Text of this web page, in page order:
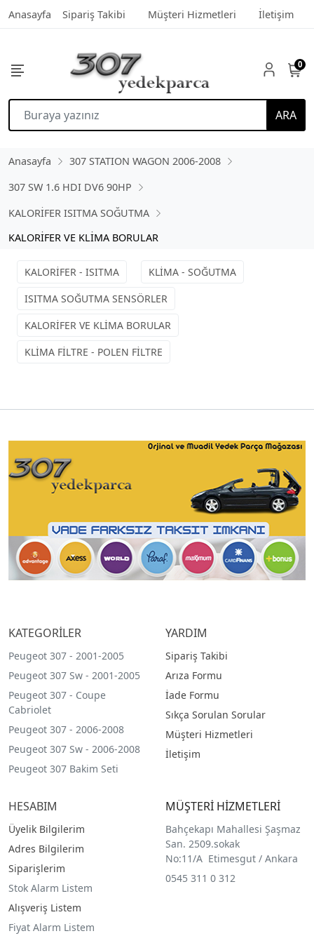
Anasayfa Sipariş Takibi Müşteri Hizmetleri İletişim
ARA
0
Anasayfa
307 STATION WAGON 2006-2008
307 SW 1.6 HDI DV6 90HP
KALORİFER ISITMA SOĞUTMA
KALORİFER VE KLİMA BORULAR
KALORİFER - ISITMA
KLİMA - SOĞUTMA
ISITMA SOĞUTMA SENSÖRLER
KALORİFER VE KLİMA BORULAR
KLİMA FİLTRE - POLEN FİLTRE
KATEGORİLER
Peugeot 307 - 2001-2005
Peugeot 307 Sw - 2001-2005
Peugeot 307 - Coupe
Cabriolet
Peugeot 307 - 2006-2008
Peugeot 307 Sw - 2006-2008
Peugeot 307 Bakim Seti
YARDIM
Sipariş Takibi
Arıza Formu
İade Formu
Sıkça Sorulan Sorular
Müşteri Hizmetleri
İletişim
HESABIM
Üyelik Bilgilerim
Adres Bilgilerim
Siparişlerim
Stok Alarm Listem
Alışveriş Listem
Fiyat Alarm Listem
MÜŞTERİ HİZMETLERİ
Bahçekapı Mahallesi Şaşmaz
San. 2509.sokak
No:11/A Etimesgut / Ankara
0545 311 0 312